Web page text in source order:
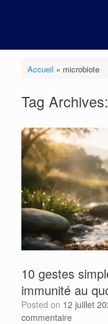
Accueil » microbiote
Tag Archives:
10 gestes
immunité au
Posted on 12 juillet
commentaire